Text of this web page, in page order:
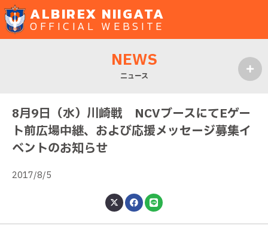
ALBIREX NIIGATA
OFFICIAL WEBSITE
NEWS
ニュース
8月9日（水）川崎戦 NCVブースにてEゲー
ト前広場中継、および応援メッセージ募集イ
ベントのお知らせ
2017/8/5